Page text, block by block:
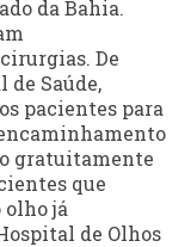
da Bahia.
De
Saúde,
pacientes para
gratuitamente
que
já
de Olhos